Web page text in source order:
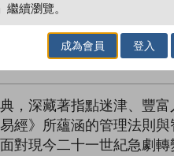
入／閱讀電子書
，深藏著指點迷津、豐
經》所蘊涵的管理法則
對現今二十一世紀急劇
繼續瀏覽。
成為會員 登入